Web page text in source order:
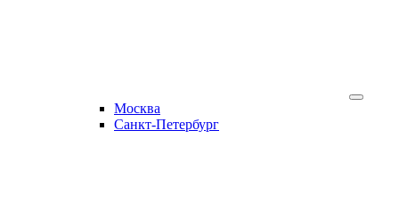
Москва
Санкт-Петербург